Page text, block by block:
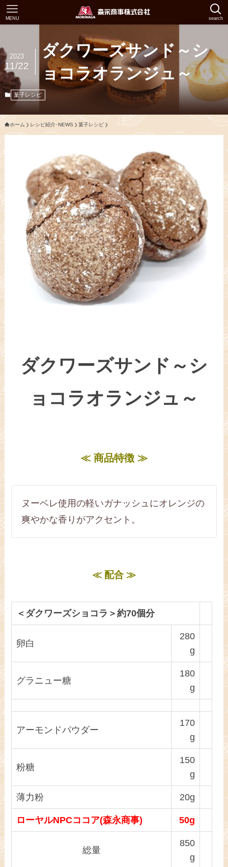
search
MENU
ダクワーズサンド～シ
ョコラオランジュ～
2023
11/22
菓子レシピ
ホーム レシピ紹介･NEWS 菓子レシピ
ダクワーズサンド～シ
ョコラオランジュ～
≪ 商品特徴 ≫
ヌーベレ使用の軽いガナッシュにオレンジの
爽やかな香りがアクセント。
≪ 配合 ≫
＜ダクワーズショコラ＞約70個分
卵白
280
g
グラニュー糖
180
g
アーモンドパウダー
170
g
粉糖
150
g
薄力粉 20g
ローヤルNPCココア(森永商事) 50g
総量
850
g